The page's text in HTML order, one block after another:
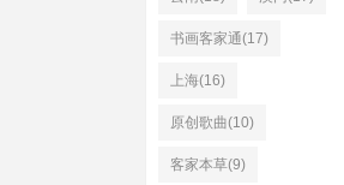
书画客家通(17)
上海(16)
原创歌曲(10)
客家本草(9)